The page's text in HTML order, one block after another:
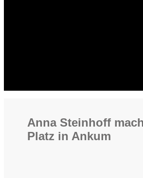
Anna Steinhoff
Platz in Ankum